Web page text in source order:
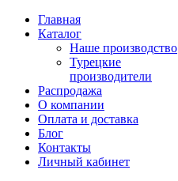
Главная
Каталог
Наше производство
Турецкие
производители
Распродажа
О компании
Оплата и доставка
Блог
Контакты
Личный кабинет